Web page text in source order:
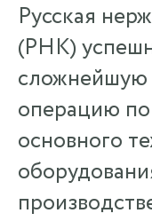
Русская
(РНК)
сложнейшую
операцию по
основного